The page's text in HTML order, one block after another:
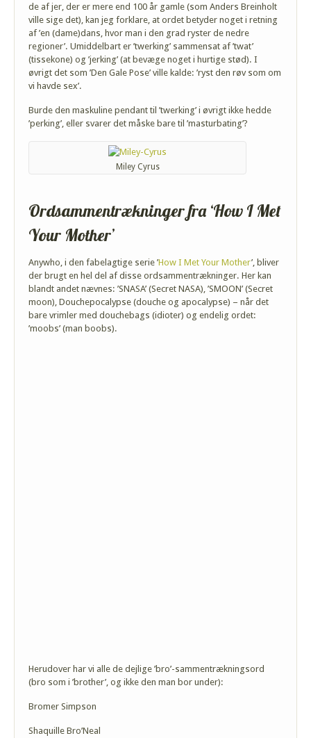
de af jer, der er mere end 100 år gamle (som Anders Breinholt
ville sige det), kan jeg forklare, at ordet betyder noget i retning
af ’en (dame)dans, hvor man i den grad ryster de nedre
regioner’. Umiddelbart er ’twerking’ sammensat af ’twat’
(tissekone) og ’jerking’ (at bevæge noget i hurtige stød). I
øvrigt det som ’Den Gale Pose’ ville kalde: ’ryst den røv som om
vi havde sex’.
Burde den maskuline pendant til ’twerking’ i øvrigt ikke hedde
’perking’, eller svarer det måske bare til ’masturbating’?
Miley Cyrus
Ordsammentrækninger fra ‘How I Met
Your Mother’
Anywho, i den fabelagtige serie ’How I Met Your Mother’, bliver
der brugt en hel del af disse ordsammentrækninger. Her kan
blandt andet nævnes: ’SNASA’ (Secret NASA), ’SMOON’ (Secret
moon), Douchepocalypse (douche og apocalypse) – når det
bare vrimler med douchebags (idioter) og endelig ordet:
’moobs’ (man boobs).
Herudover har vi alle de dejlige ’bro’-sammentrækningsord
(bro som i ’brother’, og ikke den man bor under):
Bromer Simpson
Shaquille Bro’Neal